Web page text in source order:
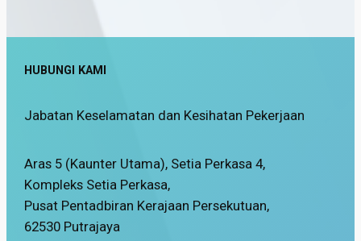
HUBUNGI KAMI
Jabatan Keselamatan dan Kesihatan Pekerjaan
Aras 5 (Kaunter Utama), Setia Perkasa 4,
Kompleks Setia Perkasa,
Pusat Pentadbiran Kerajaan Persekutuan,
62530 Putrajaya